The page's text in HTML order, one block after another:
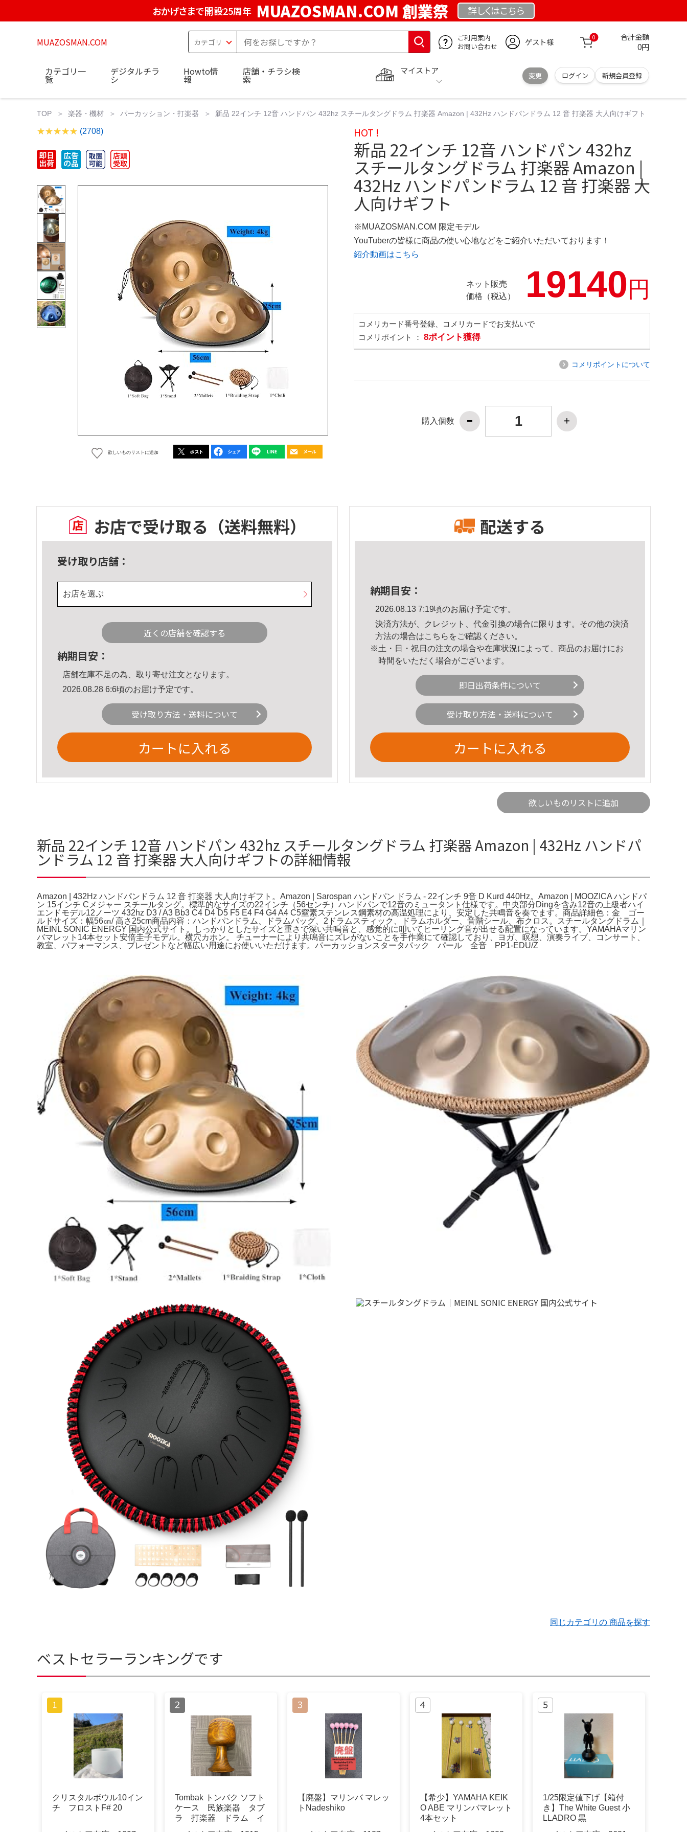
おかげさまで開設25周年 MUAZOSMAN.COM 創業祭 詳しくはこちら
MUAZOSMAN.COM
ご利用案内
お問い合わせ
ゲスト様 0 合計金額
0円
マイストア
変更 ログイン 新規会員登録
カテゴリ一
覧
デジタルチラ
シ
Howto情
報
店舗・チラシ検
索
TOP 楽器・機材 パーカッション・打楽器 新品 22インチ 12音 ハンドパン 432hz スチールタングドラム 打楽器 Amazon | 432Hz ハンドパンドラム 12 音 打楽器 大人向けギフト
(2708)
欲しいものリストに追加
HOT !
新品 22インチ 12音 ハンドパン 432hz
スチールタングドラム 打楽器 Amazon |
432Hz ハンドパンドラム 12 音 打楽器 大
人向けギフト
※MUAZOSMAN.COM 限定モデル
YouTuberの皆様に商品の使い心地などをご紹介いただいております！
紹介動画はこちら
ネット販売
価格（税込）
19140円
コメリカード番号登録、コメリカードでお支払いで
コメリポイント ： 8ポイント獲得
コメリポイントについて
購入個数
お店で受け取る （送料無料）
受け取り店舗：
お店を選ぶ
近くの店舗を確認する
納期目安：
店舗在庫不足の為、取り寄せ注文となります。
2026.08.28 6:6頃のお届け予定です。
受け取り方法・送料について
カートに入れる
配送する
納期目安：
2026.08.13 7:19頃のお届け予定です。
決済方法が、クレジット、代金引換の場合に限ります。その他の決済
方法の場合はこちら をご確認ください。
※土・日・祝日の注文の場合や在庫状況によって、商品のお届けにお
時間をいただく場合がございます。
即日出荷条件について
受け取り方法・送料について
カートに入れる
欲しいものリストに追加
新品 22インチ 12音 ハンドパン 432hz スチールタングドラム 打楽器 Amazon | 432Hz ハンドパ
ンドラム 12 音 打楽器 大人向けギフトの詳細情報
Amazon | 432Hz ハンドパンドラム 12 音 打楽器 大人向けギフト。Amazon | Sarospan ハンドパン ドラム - 22インチ 9音 D Kurd 440Hz。Amazon | MOOZICA ハンドパ
ン 15インチ Cメジャー スチールタング。標準的なサイズの22インチ（56センチ）ハンドパンで12音のミュータント仕様です。中央部分Dingを含み12音の上級者ハイ
エンドモデル12ノーツ 432hz D3 / A3 Bb3 C4 D4 D5 F5 E4 F4 G4 A4 C5窒素ステンレス鋼素材の高温処理により、安定した共鳴音を奏でます。商品詳細色：金 ゴー
ルドサイズ：幅56㎝/ 高さ25cm商品内容：ハンドパンドラム、ドラムバッグ、2ドラムスティック、ドラムホルダー、音階シール、布クロス。スチールタングドラム｜
MEINL SONIC ENERGY 国内公式サイト。しっかりとしたサイズと重さで深い共鳴音と、感覚的に叩いてヒーリング音が出せる配置になっています。YAMAHAマリン
バマレット14本セット安倍圭子モデル。横穴カホン。 チューナーにより共鳴音にズレがないことを手作業にて確認しており、ヨガ、瞑想、演奏ライブ、コンサート、
教室、パフォーマンス、プレゼントなど幅広い用途にお使いいただけます。パーカッションスタータパック パール 全音 PP1-EDU/Z
同じカテゴリの 商品を探す
ベストセラーランキングです
クリスタルボウル10イン
チ フロストF# 20
Tombak トンバク ソフト
ケース 民族楽器 タブ
ラ 打楽器 ドラム イ
【廃盤】マリンバ マレッ
トNadeshiko
【希少】YAMAHA KEIK
O ABE マリンバマレット
4本セット
1/25限定値下げ【箱付
き】The White Guest 小
LLADRO 黒